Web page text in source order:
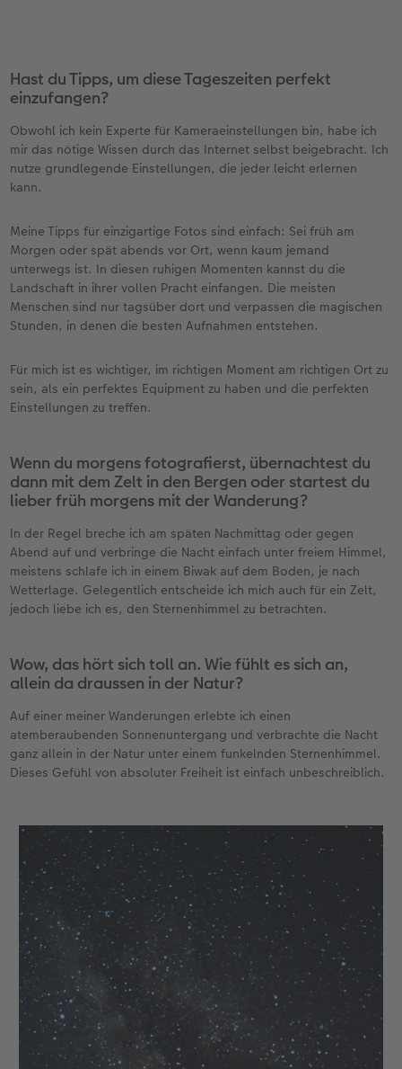
Hast du Tipps, um diese Tageszeiten perfekt
einzufangen?
Obwohl ich kein Experte für Kameraeinstellungen bin, habe ich
mir das nötige Wissen durch das Internet selbst beigebracht. Ich
nutze grundlegende Einstellungen, die jeder leicht erlernen
kann.
Meine Tipps für einzigartige Fotos sind einfach: Sei früh am
Morgen oder spät abends vor Ort, wenn kaum jemand
unterwegs ist. In diesen ruhigen Momenten kannst du die
Landschaft in ihrer vollen Pracht einfangen. Die meisten
Menschen sind nur tagsüber dort und verpassen die magischen
Stunden, in denen die besten Aufnahmen entstehen.
Für mich ist es wichtiger, im richtigen Moment am richtigen Ort zu
sein, als ein perfektes Equipment zu haben und die perfekten
Einstellungen zu treffen.
Wenn du morgens fotografierst, übernachtest du
dann mit dem Zelt in den Bergen oder startest du
lieber früh morgens mit der Wanderung?
In der Regel breche ich am späten Nachmittag oder gegen
Abend auf und verbringe die Nacht einfach unter freiem Himmel,
meistens schlafe ich in einem Biwak auf dem Boden, je nach
Wetterlage. Gelegentlich entscheide ich mich auch für ein Zelt,
jedoch liebe ich es, den Sternenhimmel zu betrachten.
Wow, das hört sich toll an. Wie fühlt es sich an,
allein da draussen in der Natur?
Auf einer meiner Wanderungen erlebte ich einen
atemberaubenden Sonnenuntergang und verbrachte die Nacht
ganz allein in der Natur unter einem funkelnden Sternenhimmel.
Dieses Gefühl von absoluter Freiheit ist einfach unbeschreiblich.